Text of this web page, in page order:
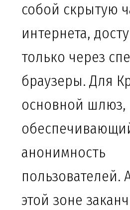
собой скрытую
интернета,
только через
браузеры. Для
основной шлюз,
анонимность
пользователей.
этой зоне